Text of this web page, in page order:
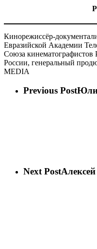
Кинорежиссёр-
Евразийской Академии
Союза кинематографистов
России, генеральный
MEDIA
Previous Post
Next Post